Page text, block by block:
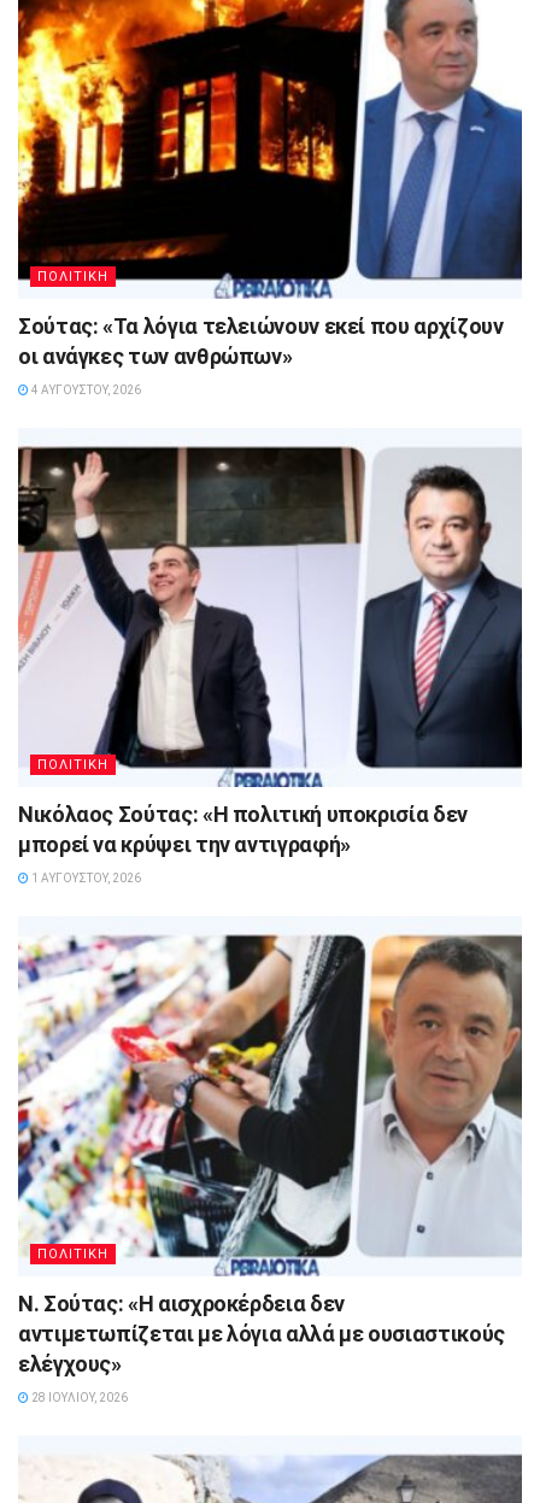
ΠΟΛΙΤΙΚΗ
Σούτας: «Τα λόγια τελειώνουν εκεί που αρχίζουν
οι ανάγκες των ανθρώπων»
4 ΑΥΓΟΎΣΤΟΥ, 2026
ΠΟΛΙΤΙΚΗ
Νικόλαος Σούτας: «Η πολιτική υποκρισία δεν
μπορεί να κρύψει την αντιγραφή»
1 ΑΥΓΟΎΣΤΟΥ, 2026
ΠΟΛΙΤΙΚΗ
Ν. Σούτας: «Η αισχροκέρδεια δεν
αντιμετωπίζεται με λόγια αλλά με ουσιαστικούς
ελέγχους»
28 ΙΟΥΛΊΟΥ, 2026